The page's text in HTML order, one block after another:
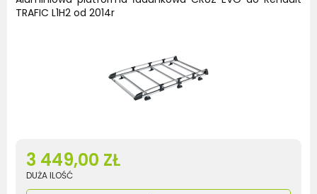
TRAFIC L1H2 od 2014r
3 449,00 ZŁ
DUŻA ILOŚĆ